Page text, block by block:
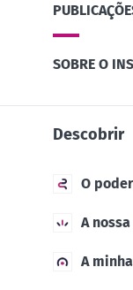
SOBRE O
Descobrir
O
A
A